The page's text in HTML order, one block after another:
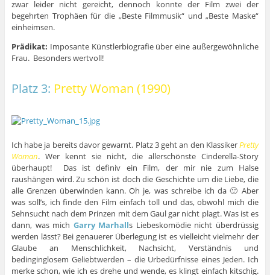
zwar leider nicht gereicht, dennoch konnte der Film zwei der
begehrten Trophäen für die „Beste Filmmusik“ und „Beste Maske“
einheimsen.
Prädikat: Imposante Künstlerbiografie über eine außergewöhnliche
Frau. Besonders wertvoll!
Platz 3: Pretty Woman (1990)
Ich habe ja bereits davor gewarnt. Platz 3 geht an den KlassikerPretty
Woman. Wer kennt sie nicht, die allerschönste Cinderella-Story
überhaupt! Das ist definiv ein Film, der mir nie zum Halse
raushängen wird. Zu schön ist doch die Geschichte um die Liebe, die
alle Grenzen überwinden kann. Oh je, was schreibe ich da 🙂 Aber
was soll’s, ich finde den Film einfach toll und das, obwohl mich die
Sehnsucht nach dem Prinzen mit dem Gaul gar nicht plagt. Was ist es
dann, was mich Garry Marhalls Liebeskomödie nicht überdrüssig
werden lässt? Bei genauerer Überlegung ist es vielleicht vielmehr der
Glaube an Menschlichkeit, Nachsicht, Verständnis und
bedinginglosem Geliebtwerden – die Urbedürfnisse eines Jeden. Ich
merke schon, wie ich es drehe und wende, es klingt einfach kitschig.